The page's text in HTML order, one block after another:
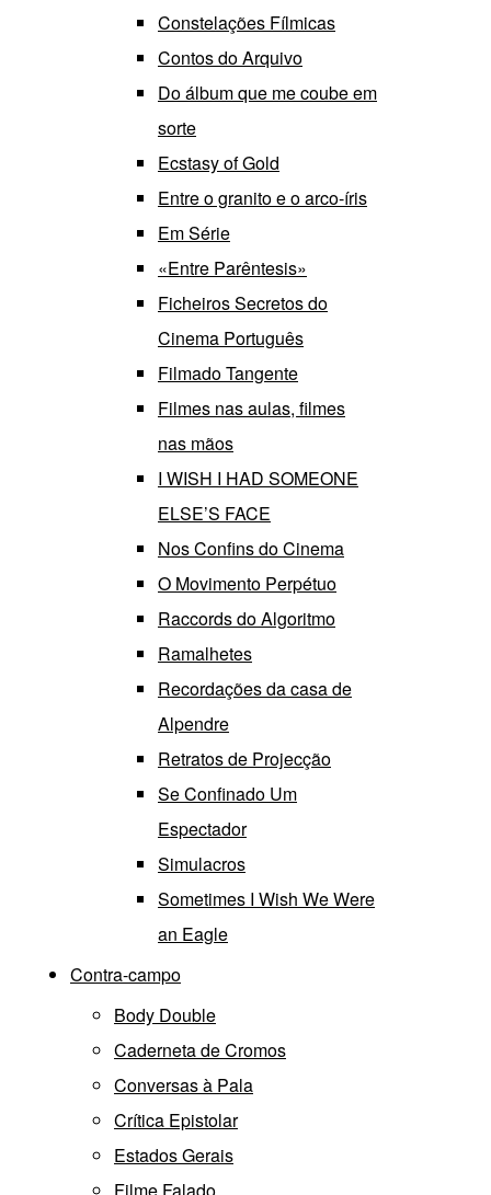
Constelações Fílmicas
Contos do Arquivo
Do álbum que me coube em
sorte
Ecstasy of Gold
Entre o granito e o arco-íris
Em Série
«Entre Parêntesis»
Ficheiros Secretos do
Cinema Português
Filmado Tangente
Filmes nas aulas, filmes
nas mãos
I WISH I HAD SOMEONE
ELSE’S FACE
Nos Confins do Cinema
O Movimento Perpétuo
Raccords do Algoritmo
Ramalhetes
Recordações da casa de
Alpendre
Retratos de Projecção
Se Confinado Um
Espectador
Simulacros
Sometimes I Wish We Were
an Eagle
Contra-campo
Body Double
Caderneta de Cromos
Conversas à Pala
Crítica Epistolar
Estados Gerais